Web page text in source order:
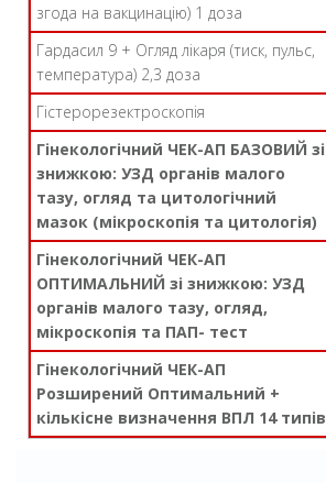
згода на вакцинацію) 1 доза
Гардасил 9 + Огляд лікаря (тиск, пульс,
температура) 2,3 доза
Гістерорезектроскопія
Гінекологічний ЧЕК-АП БАЗОВИЙ зі
знижкою: УЗД органів малого
тазу, огляд та цитологічний
мазок (мікроскопія та цитологія)
Гінекологічний ЧЕК-АП
ОПТИМАЛЬНИЙ зі знижкою: УЗД
органів малого тазу, огляд,
мікроскопія та ПАП- тест
Гінекологічний ЧЕК-АП
Розширений Оптимальний +
кількісне визначення ВПЛ 14 типів